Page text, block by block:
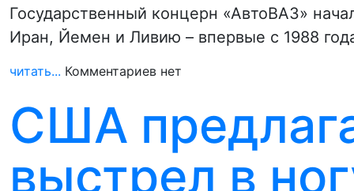
Государственный концерн «АвтоВАЗ»
Иран, Йемен и Ливию – впервые с 1988
читать... Комментариев нет
США
выстрел в